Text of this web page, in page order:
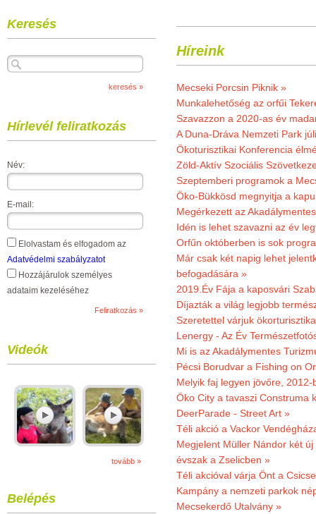
Keresés
Hírlevél feliratkozás
Név:
E-mail:
Elolvastam és elfogadom az
Adatvédelmi szabályzatot
Hozzájárulok személyes
adataim kezeléséhez
Videók
tovább »
Belépés
Híreink
Mecseki Porcsin Piknik »
Munkalehetőség az orfűi
Szavazzon a 2020-as év
A Duna-Dráva Nemzeti Park
Ökoturisztikai Konferencia
Zöld-Aktív Szociális
Szeptemberi programok a
Öko-Bükkösd megnyitja a
Megérkezett az
Idén is lehet szavazni az év
Orfűn októberben is sok
Már csak két napig lehet
befogadására »
2019.Év Fája a kaposvári
Díjazták a világ legjobb
Szeretettel várjuk
Lenergy - Az Év
Mi is az Akadálymentes
Pécsi Borudvar a Fishing on
Melyik faj legyen jövőre,
Öko City a tavaszi Construma
DeerParade - Street Art »
Téli akció a Vackor
Megjelent Müller Nándor két
évszak a Zselicben »
Téli akcióval várja Önt a
Kampány a nemzeti parkok
Mecsekerdő Utalvány »